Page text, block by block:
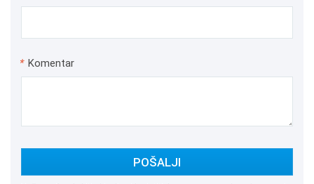
* Komentar
POŠALJI